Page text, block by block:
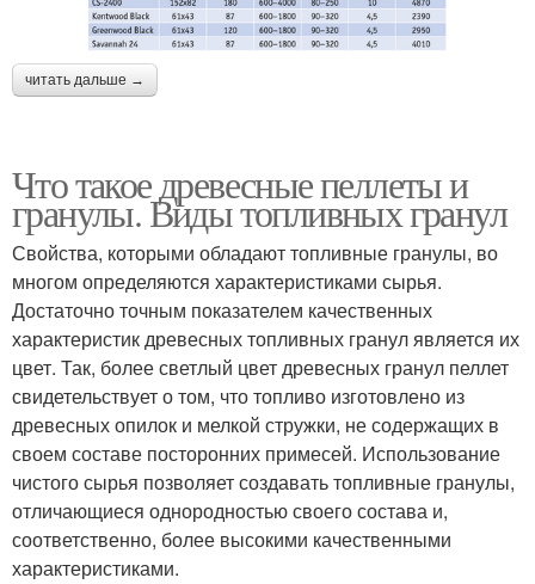
читать дальше →
Что такое древесные пеллеты и
гранулы. Виды топливных гранул
Свойства, которыми обладают топливные гранулы, во
многом определяются характеристиками сырья.
Достаточно точным показателем качественных
характеристик древесных топливных гранул является их
цвет. Так, более светлый цвет древесных гранул пеллет
свидетельствует о том, что топливо изготовлено из
древесных опилок и мелкой стружки, не содержащих в
своем составе посторонних примесей. Использование
чистого сырья позволяет создавать топливные гранулы,
отличающиеся однородностью своего состава и,
соответственно, более высокими качественными
характеристиками.